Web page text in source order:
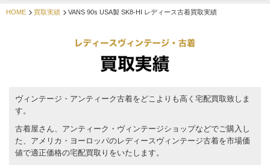
HOME 買取実績 VANS 90s USA製 SK8-HI レディース古着買取実績
ヴィンテージ・アンティーク古着をどこよりも高く宅配買取致しま
す。
古着屋さん、アンティーク・ヴィンテージショップなどでご購入し
た、アメリカ・ヨーロッパのレディースヴィンテージ古着を市場価
値で適正価格の宅配買取りをいたします。